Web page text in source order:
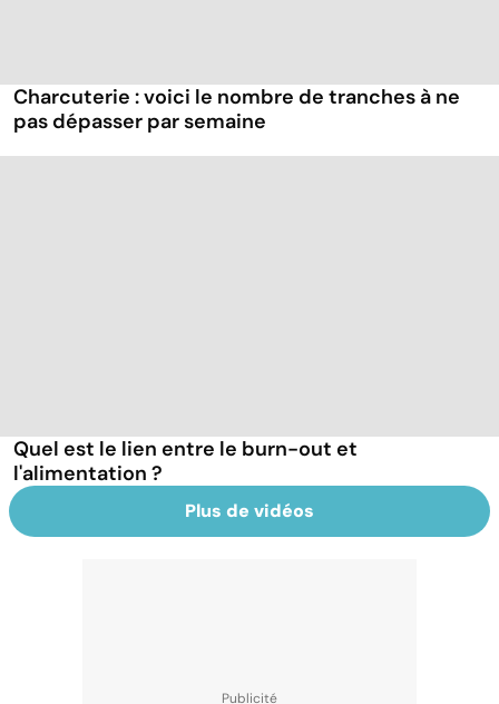
Charcuterie : voici le nombre de tranches à ne
pas dépasser par semaine
Quel est le lien entre le burn-out et
l'alimentation ?
Plus de vidéos